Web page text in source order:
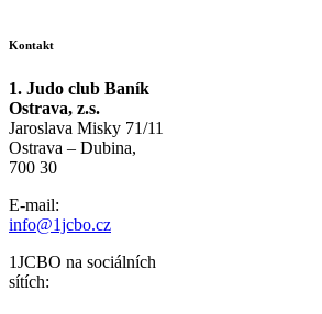
Kontakt
1. Judo club Baník
Ostrava, z.s.
Jaroslava Misky 71/11
Ostrava – Dubina,
700 30
E-mail:
info@1jcbo.cz
1JCBO na sociálních
sítích: